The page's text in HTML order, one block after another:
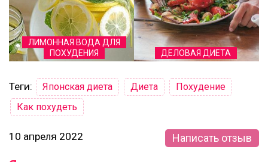
ЛИМОННАЯ ВОДА ДЛЯ
ПОХУДЕНИЯ
ДЕЛОВАЯ ДИЕТА
Теги: Японская диета Диета
Похудение
Как похудеть
10 апреля 2022 Написать отзыв